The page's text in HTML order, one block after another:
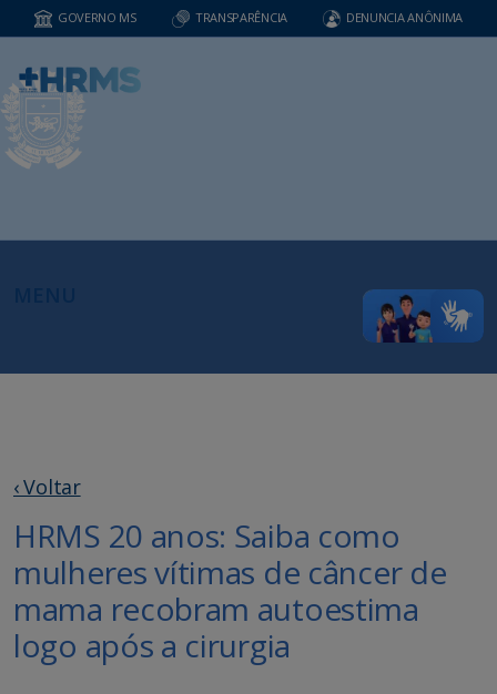
GOVERNO MS TRANSPARÊNCIA DENUNCIA ANÔNIMA
‹ Voltar
HRMS 20 anos: Saiba como
mulheres vítimas de câncer de
mama recobram autoestima
logo após a cirurgia